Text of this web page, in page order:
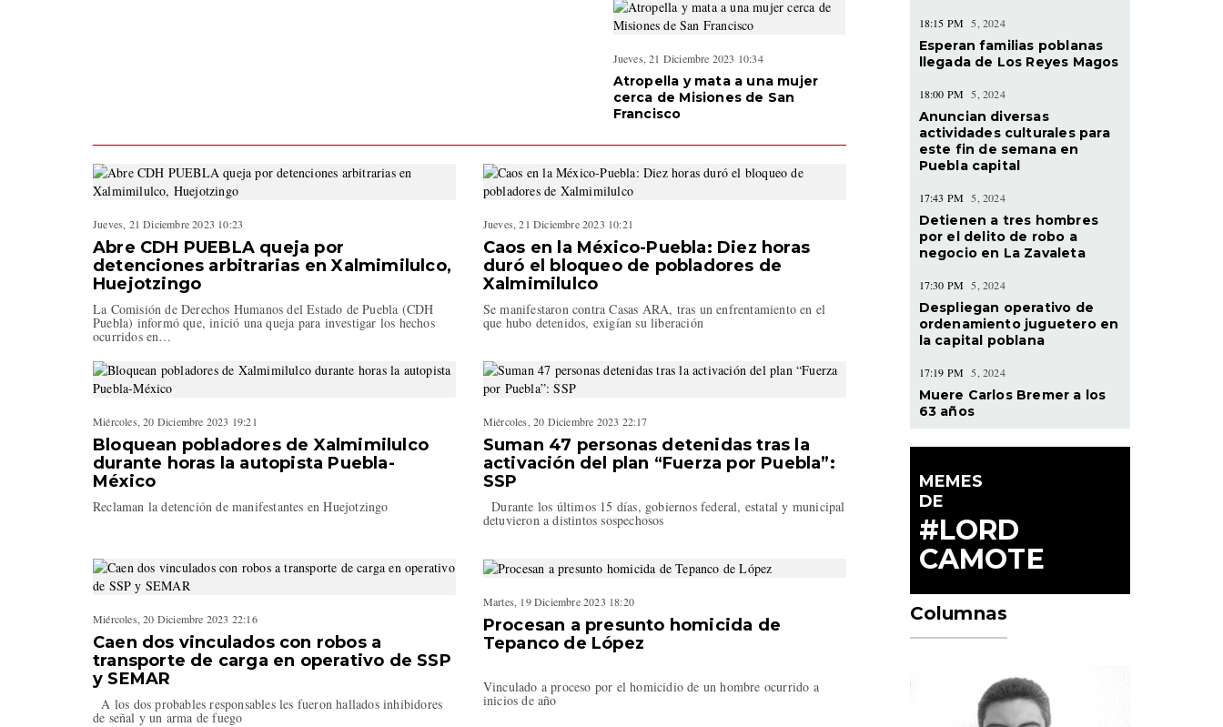
Jueves, 21 Diciembre 2023 10:34
Atropella y mata a una mujer
cerca de Misiones de San
Francisco
Jueves, 21 Diciembre 2023 10:23
Abre CDH PUEBLA queja por
detenciones arbitrarias en Xalmimilulco,
Huejotzingo
La Comisión de Derechos Humanos del Estado de Puebla (CDH
Puebla) informó que, inició una queja para investigar los hechos
ocurridos en…
Jueves, 21 Diciembre 2023 10:21
Caos en la México-Puebla: Diez horas
duró el bloqueo de pobladores de
Xalmimilulco
Se manifestaron contra Casas ARA, tras un enfrentamiento en el
que hubo detenidos, exigían su liberación
Miércoles, 20 Diciembre 2023 19:21
Bloquean pobladores de Xalmimilulco
durante horas la autopista Puebla-
México
Reclaman la detención de manifestantes en Huejotzingo
Miércoles, 20 Diciembre 2023 22:17
Suman 47 personas detenidas tras la
activación del plan “Fuerza por Puebla”:
SSP
Durante los últimos 15 días, gobiernos federal, estatal y municipal
detuvieron a distintos sospechosos
Miércoles, 20 Diciembre 2023 22:16
Caen dos vinculados con robos a
transporte de carga en operativo de SSP
y SEMAR
A los dos probables responsables les fueron hallados inhibidores
de señal y un arma de fuego
Martes, 19 Diciembre 2023 18:20
Procesan a presunto homicida de
Tepanco de López
Vinculado a proceso por el homicidio de un hombre ocurrido a
inicios de año
18:15 PM 5, 2024
Esperan familias poblanas
llegada de Los Reyes Magos
18:00 PM 5, 2024
Anuncian diversas
actividades culturales para
este fin de semana en
Puebla capital
17:43 PM 5, 2024
Detienen a tres hombres
por el delito de robo a
negocio en La Zavaleta
17:30 PM 5, 2024
Despliegan operativo de
ordenamiento juguetero en
la capital poblana
17:19 PM 5, 2024
Muere Carlos Bremer a los
63 años
MEMES
DE
#LORD
CAMOTE
Columnas